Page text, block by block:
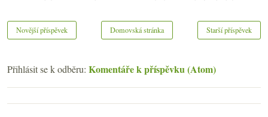
Novější příspěvek Starší příspěvek
Domovská stránka
Přihlásit se k odběru: Komentáře k příspěvku (Atom)